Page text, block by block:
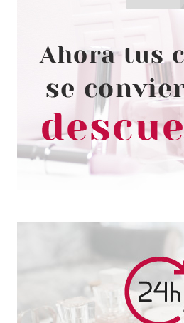
VERSACE
VERSACE BRIGHT
EDT 30 ML
Pvr 65.00€
-40%